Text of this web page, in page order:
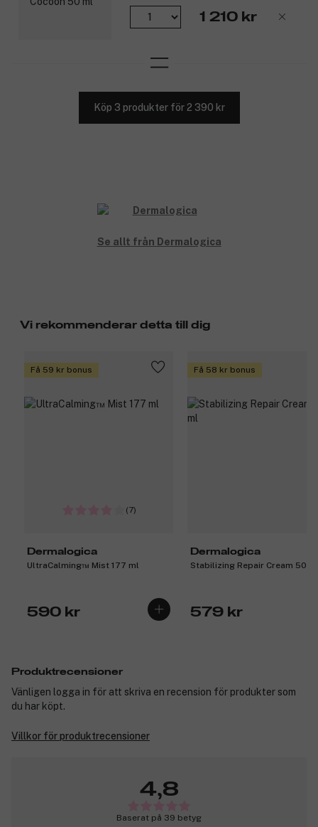
1 210 kr
Köp 3 produkter för 2 390 kr
Se allt från Dermalogica
Vi rekommenderar detta till dig
Få 59 kr bonus
(7)
Dermalogica
UltraCalming™ Mist 177 ml
590 kr
Få 58 kr bonus
Dermalogica
Stabilizing Repair Cream 50
579 kr
Produktrecensioner
Vänligen logga in för att skriva en recension för produkter som
du har köpt.
Villkor för produktrecensioner
4,8
Baserat på 39 betyg